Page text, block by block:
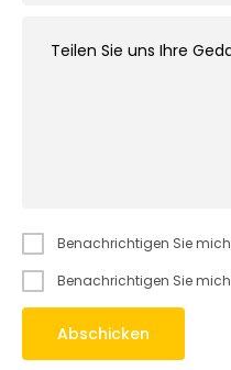
Benachrichtigen Sie
Benachrichtigen Sie